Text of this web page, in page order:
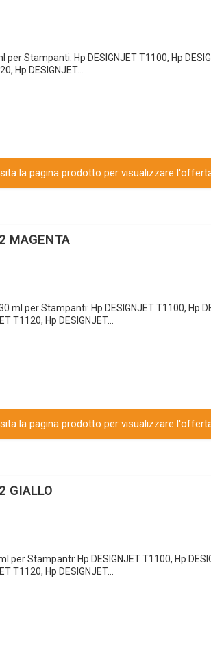
Stampanti: Hp DESIGNJET T1100, Hp
Hp DESIGNJET…
la pagina prodotto per visualizzare
MAGENTA
ml per Stampanti: Hp DESIGNJET T1100, Hp
T1120, Hp DESIGNJET…
la pagina prodotto per visualizzare
GIALLO
per Stampanti: Hp DESIGNJET T1100, Hp
T1120, Hp DESIGNJET…